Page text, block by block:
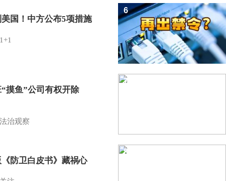
国！中方公布5项措施
摸鱼”公司有权开除
治观察
防卫白皮书》藏祸心
6
7
8